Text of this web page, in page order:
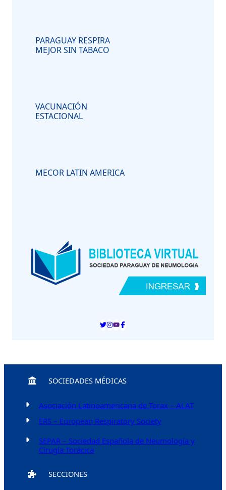
PARAGUAY RESPIRA
MEJOR SIN TABACO
VACUNACIÓN
ESTACIONAL
MECOR LATIN AMERICA
SOCIEDADES MÉDICAS
Asociación Latinoamericana de Torax – ALAT
ERS – European Respiratory Society
SEPAR – Sociedad Española de Neumología y
Cirugía Torácica
SECCIONES